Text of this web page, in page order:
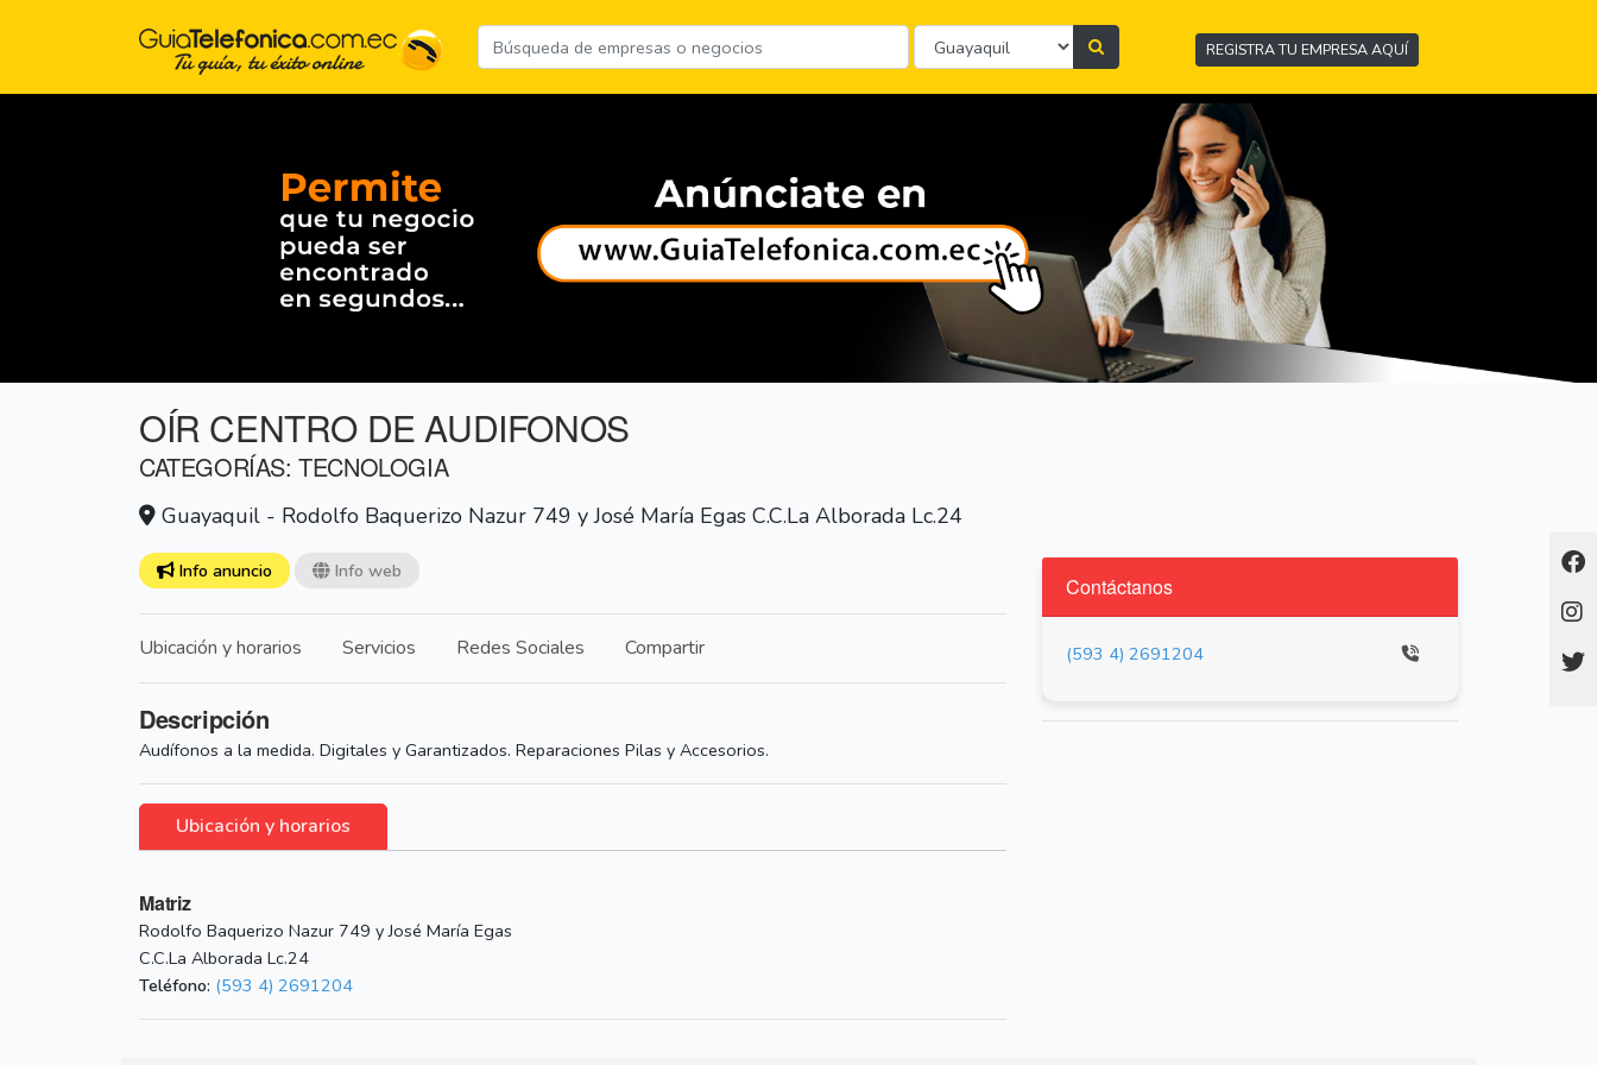
REGISTRA TU EMPRESA AQUÍ
OÍR CENTRO DE AUDIFONOS
CATEGORÍAS: TECNOLOGIA
Guayaquil - Rodolfo Baquerizo Nazur 749 y José María Egas C.C.La Alborada Lc.24
Info anuncio Info web
Ubicación y horarios Servicios Redes Sociales Compartir
Descripción
Audífonos a la medida. Digitales y Garantizados. Reparaciones Pilas y Accesorios.
Ubicación y horarios
Matriz
Rodolfo Baquerizo Nazur 749 y José María Egas
C.C.La Alborada Lc.24
Teléfono: (593 4) 2691204
Contáctanos
(593 4) 2691204